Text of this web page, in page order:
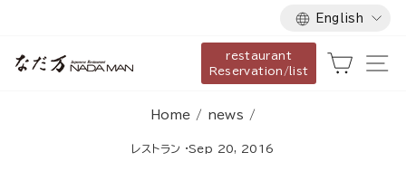
content
Language
English
restaurant
Reservation/list
Cart
Home / news /
レストラン ·Sep 20, 2016